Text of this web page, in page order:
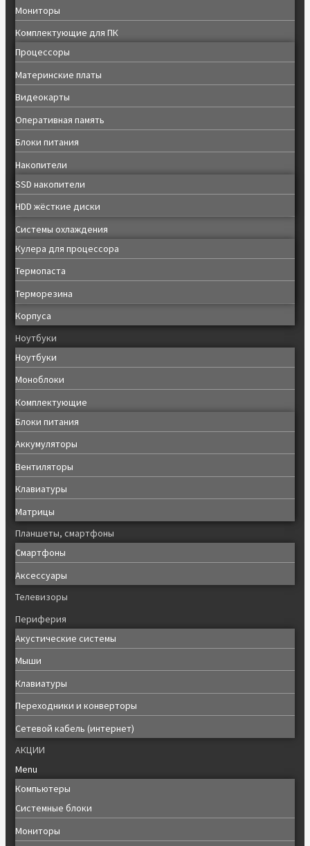
Мониторы
Комплектующие для ПК
Процессоры
Материнские платы
Видеокарты
Оперативная память
Блоки питания
Накопители
SSD накопители
HDD жёсткие диски
Системы охлаждения
Кулера для процессора
Термопаста
Терморезина
Корпуса
Ноутбуки
Ноутбуки
Моноблоки
Комплектующие
Блоки питания
Аккумуляторы
Вентиляторы
Клавиатуры
Матрицы
Планшеты, смартфоны
Смартфоны
Аксессуары
Телевизоры
Периферия
Акустические системы
Мыши
Клавиатуры
Переходники и конверторы
Сетевой кабель (интернет)
АКЦИИ
Menu
Компьютеры
Системные блоки
Мониторы